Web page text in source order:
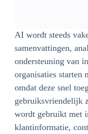
AI wordt steeds
samenvattingen,
ondersteuning van
organisaties starten
omdat deze snel
gebruiksvriendelijk
wordt gebruikt met
klantinformatie,